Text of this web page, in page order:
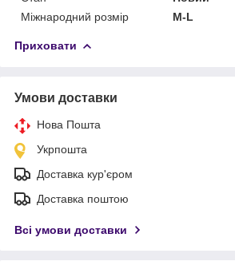
Міжнародний розмір
M-L
Приховати
Умови доставки
Нова Пошта
Укрпошта
Доставка кур'єром
Доставка поштою
Всі умови доставки